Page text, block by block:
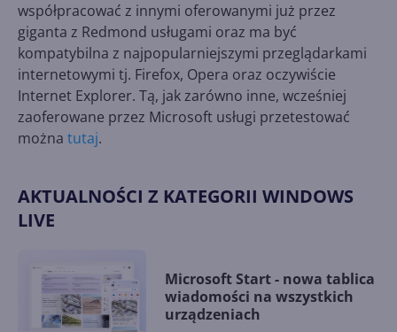
współpracować z innymi oferowanymi już przez
giganta z Redmond usługami oraz ma być
kompatybilna z najpopularniejszymi przeglądarkami
internetowymi tj. Firefox, Opera oraz oczywiście
Internet Explorer. Tą, jak zarówno inne, wcześniej
zaoferowane przez Microsoft usługi przetestować
można tutaj.
AKTUALNOŚCI Z KATEGORII WINDOWS
LIVE
Microsoft Start - nowa tablica
wiadomości na wszystkich
urządzeniach